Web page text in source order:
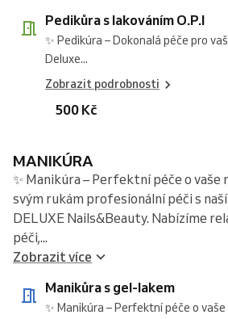
Pedikůra s lakováním O.P.I
✨ Pedikúra – Dokonalá péče pro
Deluxe...
Zobrazit podrobnosti
500 Kč
MANIKÚRA
✨ Manikúra – Perfektní péče o vaše
svým rukám profesionální péči s
DELUXE Nails&Beauty. Nabízíme
péči,...
Zobrazit více
Manikůra s gel-lakem
✨ Manikúra – Perfektní péče o